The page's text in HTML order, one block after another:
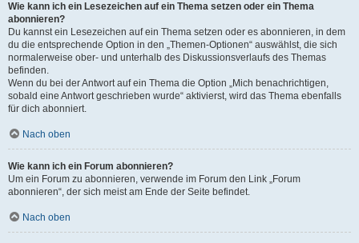
Wie kann ich ein Lesezeichen auf ein Thema setzen oder ein Thema
abonnieren?
Du kannst ein Lesezeichen auf ein Thema setzen oder es abonnieren, in dem
du die entsprechende Option in den „Themen-Optionen“ auswählst, die sich
normalerweise ober- und unterhalb des Diskussionsverlaufs des Themas
befinden.
Wenn du bei der Antwort auf ein Thema die Option „Mich benachrichtigen,
sobald eine Antwort geschrieben wurde“ aktivierst, wird das Thema ebenfalls
für dich abonniert.
Nach oben
Wie kann ich ein Forum abonnieren?
Um ein Forum zu abonnieren, verwende im Forum den Link „Forum
abonnieren“, der sich meist am Ende der Seite befindet.
Nach oben